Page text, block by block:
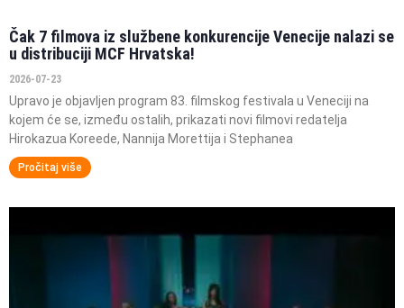
Čak 7 filmova iz službene konkurencije Venecije nalazi se
u distribuciji MCF Hrvatska!
2026-07-23
Upravo je objavljen program 83. filmskog festivala u Veneciji na
kojem će se, između ostalih, prikazati novi filmovi redatelja
Hirokazua Koreede, Nannija Morettija i Stephanea
Pročitaj više